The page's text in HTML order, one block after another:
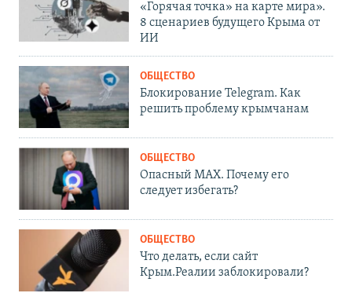
«Горячая точка» на карте мира».
8 сценариев будущего Крыма от
ИИ
ОБЩЕСТВО
Блокирование Telegram. Как
решить проблему крымчанам
ОБЩЕСТВО
Опасный MAX. Почему его
следует избегать?
ОБЩЕСТВО
Что делать, если сайт
Крым.Реалии заблокировали?